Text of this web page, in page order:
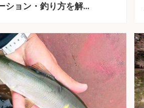
ション・釣り方を解…